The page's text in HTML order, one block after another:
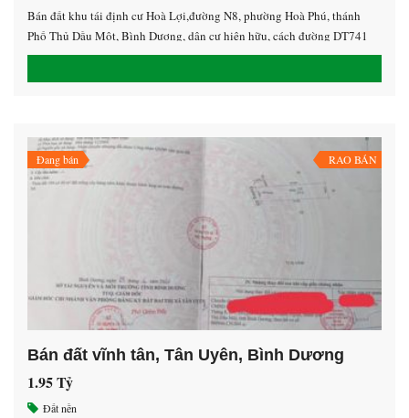
Bán đất khu tái định cư Hoà Lợi,đường N8, phường Hoà Phú, thánh
Phố Thủ Dầu Một, Bình Dương, dân cư hiện hữu, cách đường DT741
khoảng 200m, gần uỷ Ban Phường Hoà Phú 5*20 giá đầu tư LH
Đang bán RAO BÁN
Bán đất vĩnh tân, Tân Uyên, Bình Dương
1.95 Tỷ
Đất nền